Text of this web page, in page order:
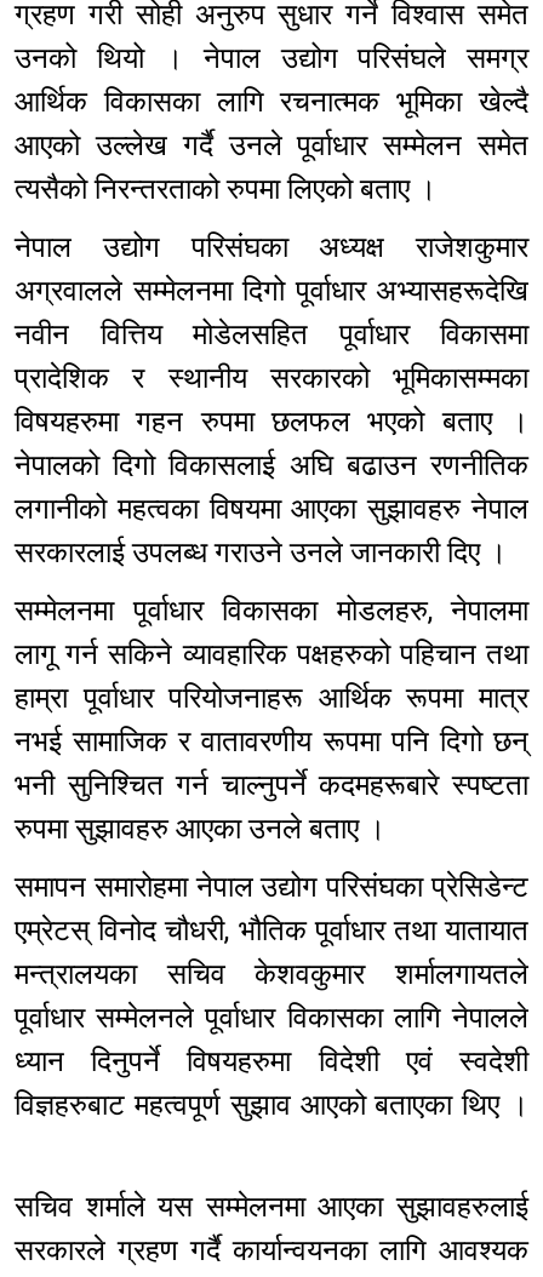
ग्रहण गरी सोही अनुरुप सुधार गर्ने विश्वास समेत
उनको थियो । नेपाल उद्योग परिसंघले समग्र
आर्थिक विकासका लागि रचनात्मक भूमिका खेल्दै
आएको उल्लेख गर्दै उनले पूर्वाधार सम्मेलन समेत
त्यसैको निरन्तरताको रुपमा लिएको बताए ।
नेपाल उद्योग परिसंघका अध्यक्ष राजेशकुमार
अग्रवालले सम्मेलनमा दिगो पूर्वाधार अभ्यासहरूदेखि
नवीन वित्तिय मोडेलसहित पूर्वाधार विकासमा
प्रादेशिक र स्थानीय सरकारको भूमिकासम्मका
विषयहरुमा गहन रुपमा छलफल भएको बताए ।
नेपालको दिगो विकासलाई अघि बढाउन रणनीतिक
लगानीको महत्वका विषयमा आएका सुझावहरु नेपाल
सरकारलाई उपलब्ध गराउने उनले जानकारी दिए ।
सम्मेलनमा पूर्वाधार विकासका मोडलहरु, नेपालमा
लागू गर्न सकिने व्यावहारिक पक्षहरुको पहिचान तथा
हाम्रा पूर्वाधार परियोजनाहरू आर्थिक रूपमा मात्र
नभई सामाजिक र वातावरणीय रूपमा पनि दिगो छन्
भनी सुनिश्चित गर्न चाल्नुपर्ने कदमहरूबारे स्पष्टता
रुपमा सुझावहरु आएका उनले बताए ।
समापन समारोहमा नेपाल उद्योग परिसंघका प्रेसिडेन्ट
एम्रेटस् विनोद चौधरी, भौतिक पूर्वाधार तथा यातायात
मन्त्रालयका सचिव केशवकुमार शर्मालगायतले
पूर्वाधार सम्मेलनले पूर्वाधार विकासका लागि नेपालले
ध्यान दिनुपर्ने विषयहरुमा विदेशी एवं स्वदेशी
विज्ञहरुबाट महत्वपूर्ण सुझाव आएको बताएका थिए ।
सचिव शर्माले यस सम्मेलनमा आएका सुझावहरुलाई
सरकारले ग्रहण गर्दै कार्यान्वयनका लागि आवश्यक